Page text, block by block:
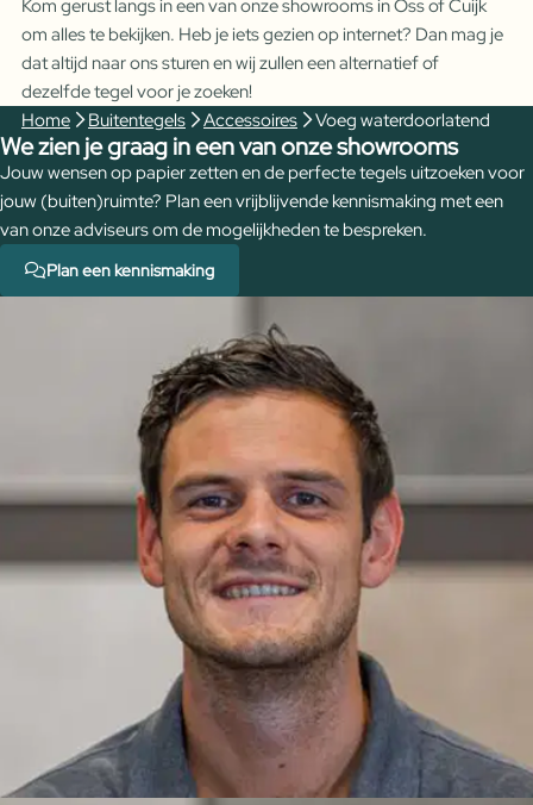
Kom gerust langs in een van onze showrooms in Oss of Cuijk
om alles te bekijken. Heb je iets gezien op internet? Dan mag je
dat altijd naar ons sturen en wij zullen een alternatief of
dezelfde tegel voor je zoeken!
Home
Buitentegels Accessoires Voeg waterdoorlatend
We zien je graag in een van onze showrooms
Jouw wensen op papier zetten en de perfecte tegels uitzoeken voor
jouw (buiten)ruimte? Plan een vrijblijvende kennismaking met een
van onze adviseurs om de mogelijkheden te bespreken.
Plan een kennismaking